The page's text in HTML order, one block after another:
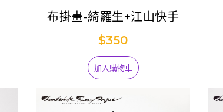
布掛畫-綺羅生+江山快手
$350
加入購物車